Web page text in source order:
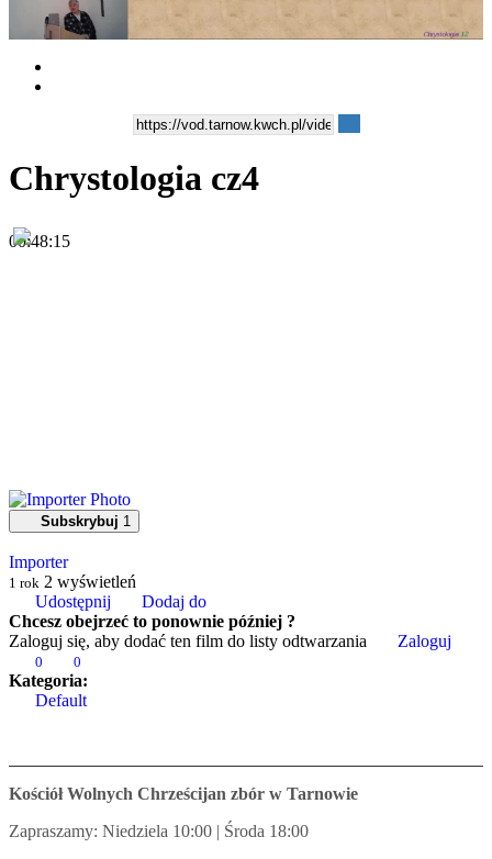
Chrystologia cz4
00:48:15
Subskrybuj 1
Importer
1 rok 2 wyświetleń
Udostępnij
Dodaj do
Chcesz obejrzeć to ponownie później ?
Zaloguj się, aby dodać ten film do listy odtwarzania
Zaloguj
0 0
Kategoria:
Default
Kościół Wolnych Chrześcijan zbór w Tarnowie
Zapraszamy: Niedziela 10:00 | Środa 18:00